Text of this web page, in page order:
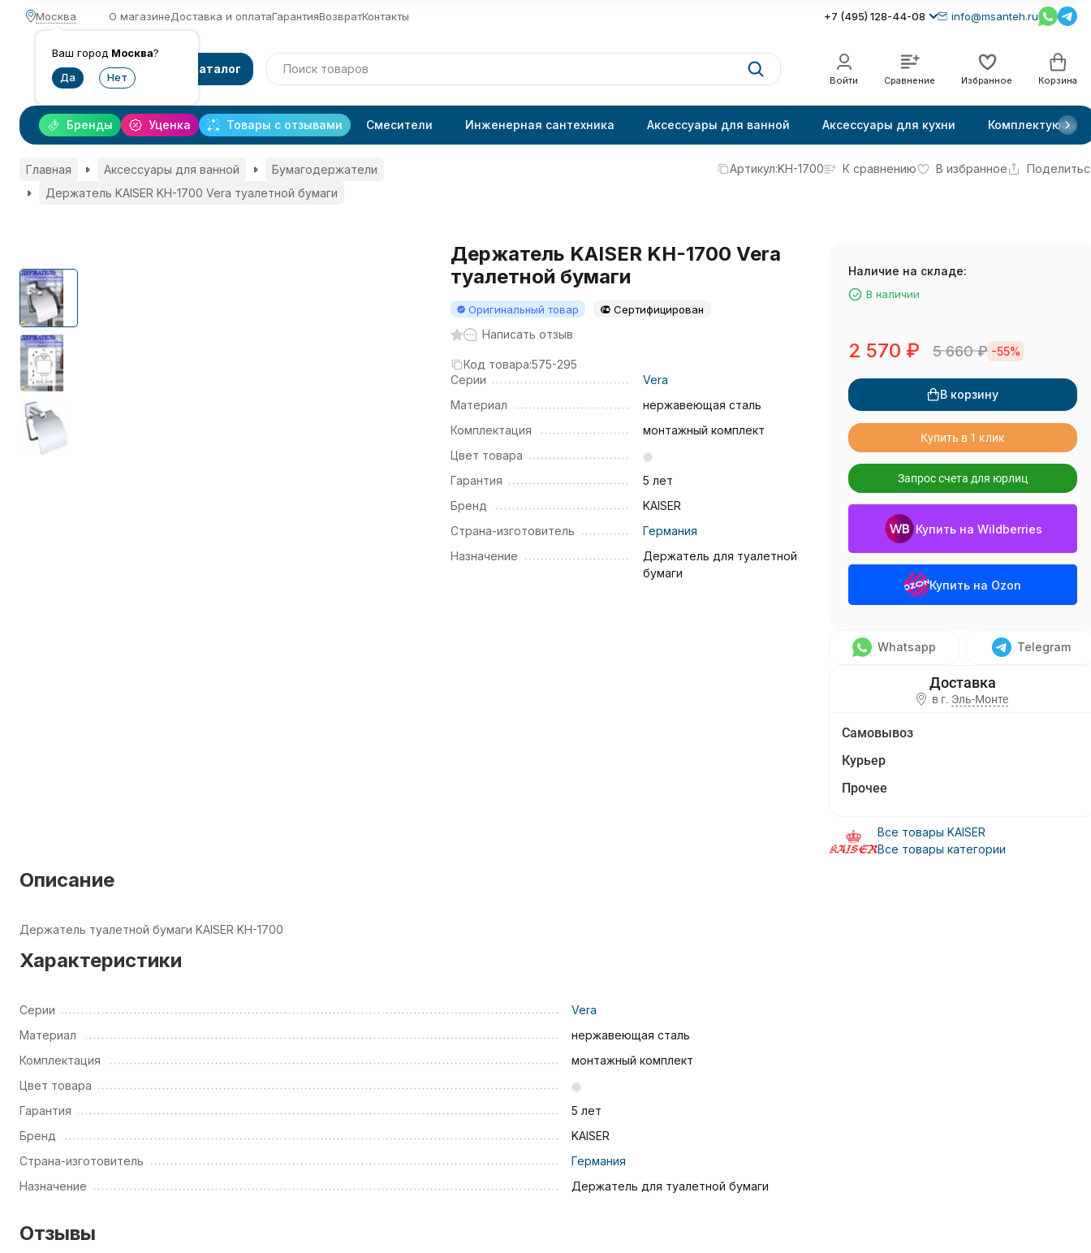
Москва
Ваш город Москва?
О магазинеДоставка и оплатаГарантияВозвратКонтакты +7 (495) 128-44-08 info@msanteh.ru
Каталог
Войти Сравнение Избранное Корзина
Уценка Товары с отзывами
Бренды Смесители Инженерная сантехника Аксессуары для ванной Аксессуары для кухни Комплектующие
Главная Аксессуары для ванной
Бумагодержатели
Держатель KAISER KH-1700 Vera туалетной бумаги
Артикул:KH-1700 К сравнению В избранное
Держатель KAISER KH-1700 Vera
туалетной бумаги
Оригинальный товар Сертифицирован
Написать отзыв
Код товара:575-295
Серии
Vera
Материал
нержавеющая сталь
Комплектация
монтажный комплект
Цвет товара
Гарантия
5 лет
Бренд
KAISER
Страна-изготовитель
Германия
Назначение
Держатель для туалетной
бумаги
Наличие на складе:
В наличии
2 570 ₽ 5 660₽ -55%
В корзину
Купить в 1 клик
Запрос счета для юрлиц
Купить на Wildberries
Купить на Ozon
Whatsapp Telegram
в г. Эль-Монте
Самовывоз
Курьер
Прочее
Все товары KAISER
Все товары категории
Описание
Держатель туалетной бумаги KAISER KH-1700
Характеристики
Серии
Vera
Материал
нержавеющая сталь
Комплектация
монтажный комплект
Цвет товара
Гарантия
5 лет
Бренд
KAISER
Страна-изготовитель
Германия
Назначение
Держатель для туалетной бумаги
Отзывы